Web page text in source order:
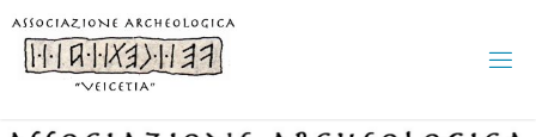
Salta
contenuto